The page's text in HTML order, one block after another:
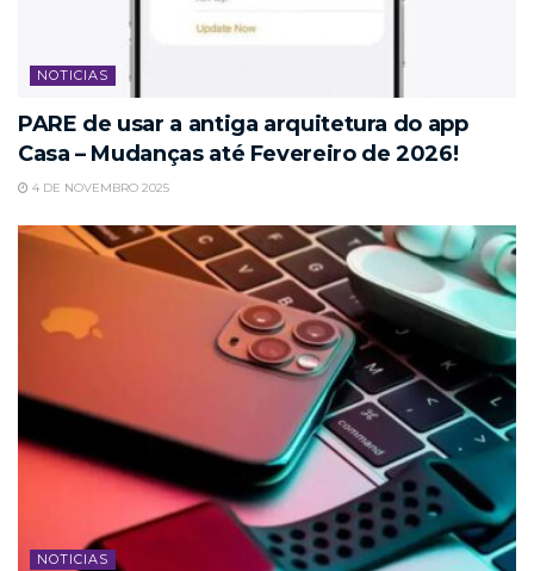
NOTICIAS
PARE de usar a antiga arquitetura do app
Casa – Mudanças até Fevereiro de 2026!
4 DE NOVEMBRO 2025
NOTICIAS